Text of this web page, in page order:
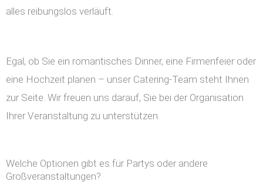
alles reibungslos verläuft.
Egal, ob Sie ein romantisches Dinner, eine Firmenfeier oder
eine Hochzeit planen – unser Catering-Team steht Ihnen
zur Seite. Wir freuen uns darauf, Sie bei der Organisation
Ihrer Veranstaltung zu unterstützen.
Welche Optionen gibt es für Partys oder andere
Großveranstaltungen?